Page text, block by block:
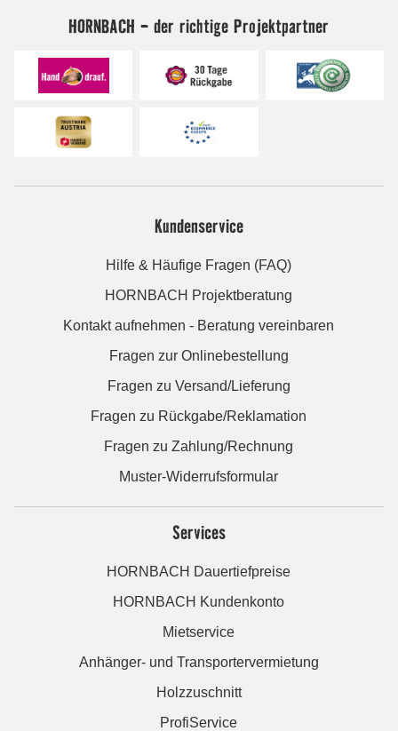
HORNBACH - der richtige Projektpartner
Kundenservice
Hilfe & Häufige Fragen (FAQ)
HORNBACH Projektberatung
Kontakt aufnehmen - Beratung vereinbaren
Fragen zur Onlinebestellung
Fragen zu Versand/Lieferung
Fragen zu Rückgabe/Reklamation
Fragen zu Zahlung/Rechnung
Muster-Widerrufsformular
Services
HORNBACH Dauertiefpreise
HORNBACH Kundenkonto
Mietservice
Anhänger- und Transportervermietung
Holzzuschnitt
ProfiService